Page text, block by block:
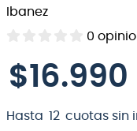
Ibanez
0
$16.990
Hasta 12 cuotas sin
7
teclado
9 .
micrófono